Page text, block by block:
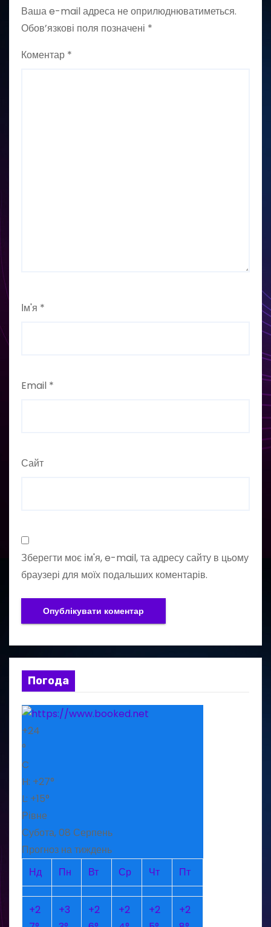
Ваша e-mail адреса не оприлюднюватиметься.
Обов’язкові поля позначені *
Коментар *
Ім'я *
Email *
Сайт
Зберегти моє ім'я, e-mail, та адресу сайту в цьому
браузері для моїх подальших коментарів.
Погода
+24
°
C
H: +27°
L: +15°
Рівне
Субота, 08 Серпень
Прогноз на тиждень
Нд
Пн Вт Ср Чт Пт
+2
+3
+2
+2
+2
+2